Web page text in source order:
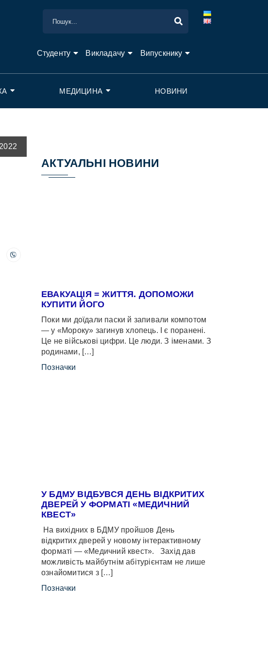
Студенту Викладачу Випускнику
МЕДИЦИНА НОВИНИ
АКТУАЛЬНІ НОВИНИ
ЕВАКУАЦІЯ = ЖИТТЯ. ДОПОМОЖИ
КУПИТИ ЙОГО
Поки ми доїдали паски й запивали компотом
— у «Мороку» загинув хлопець. І є поранені.
Це не військові цифри. Це люди. З іменами. З
родинами, […]
Позначки
У БДМУ ВІДБУВСЯ ДЕНЬ ВІДКРИТИХ
ДВЕРЕЙ У ФОРМАТІ «МЕДИЧНИЙ
КВЕСТ»
На вихідних в БДМУ пройшов День
відкритих дверей у новому інтерактивному
форматі — «Медичний квест». Захід дав
можливість майбутнім абітурієнтам не лише
ознайомитися з […]
Позначки